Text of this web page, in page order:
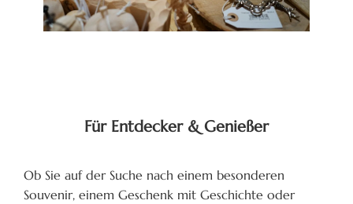
Für Entdecker & Genießer
Ob Sie auf der Suche nach einem besonderen
Souvenir, einem Geschenk mit Geschichte oder